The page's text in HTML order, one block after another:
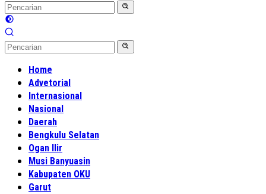
Home
Advetorial
Internasional
Nasional
Daerah
Bengkulu Selatan
Ogan Ilir
Musi Banyuasin
Kabupaten OKU
Garut